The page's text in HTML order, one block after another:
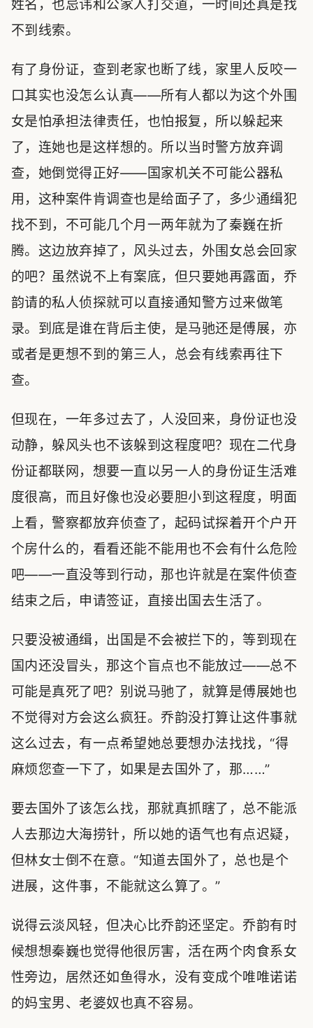
姓名，也忌讳和公家人打交道，一时间还真是找
不到线索。
有了身份证，查到老家也断了线，家里人反咬一
口其实也没怎么认真——所有人都以为这个外围
女是怕承担法律责任，也怕报复，所以躲起来
了，连她也是这样想的。所以当时警方放弃调
查，她倒觉得正好——国家机关不可能公器私
用，这种案件肯调查也是给面子了，多少通缉犯
找不到，不可能几个月一两年就为了秦巍在折
腾。这边放弃掉了，风头过去，外围女总会回家
的吧？虽然说不上有案底，但只要她再露面，乔
韵请的私人侦探就可以直接通知警方过来做笔
录。到底是谁在背后主使，是马驰还是傅展，亦
或者是更想不到的第三人，总会有线索再往下
查。
但现在，一年多过去了，人没回来，身份证也没
动静，躲风头也不该躲到这程度吧？现在二代身
份证都联网，想要一直以另一人的身份证生活难
度很高，而且好像也没必要胆小到这程度，明面
上看，警察都放弃侦查了，起码试探着开个户开
个房什么的，看看还能不能用也不会有什么危险
吧——一直没等到行动，那也许就是在案件侦查
结束之后，申请签证，直接出国去生活了。
只要没被通缉，出国是不会被拦下的，等到现在
国内还没冒头，那这个盲点也不能放过——总不
可能是真死了吧？别说马驰了，就算是傅展她也
不觉得对方会这么疯狂。乔韵没打算让这件事就
这么过去，有一点希望她总要想办法找找，“得
麻烦您查一下了，如果是去国外了，那……”
要去国外了该怎么找，那就真抓瞎了，总不能派
人去那边大海捞针，所以她的语气也有点迟疑，
但林女士倒不在意。“知道去国外了，总也是个
进展，这件事，不能就这么算了。”
说得云淡风轻，但决心比乔韵还坚定。乔韵有时
候想想秦巍也觉得他很厉害，活在两个肉食系女
性旁边，居然还如鱼得水，没有变成个唯唯诺诺
的妈宝男、老婆奴也真不容易。